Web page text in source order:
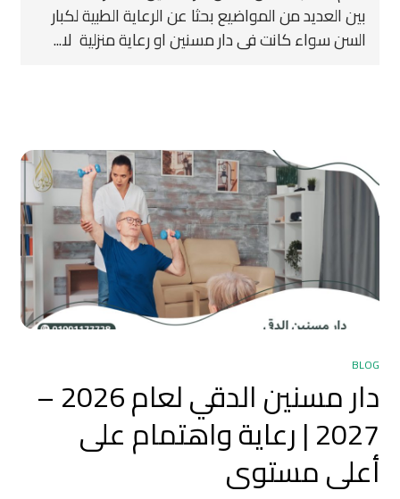
بين العديد من المواضيع بحثا عن الرعاية الطبية لكبار
السن سواء كانت فى دار مسنين او رعاية منزلية لا...
BLOG
دار مسنين الدقي لعام 2026 –
2027 | رعاية واهتمام على
أعلى مستوى